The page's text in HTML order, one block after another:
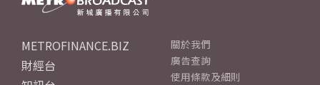
METROFINANCE.BIZ
財經台
關於我們
廣告查詢
使用條款及細則